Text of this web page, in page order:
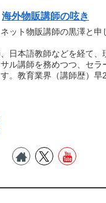
海外物販講師の呟き
ット物販講師の黒澤と申
日本語教師などを経て、
ル講師を務めつつ、セラ
。教育業界（講師歴）早